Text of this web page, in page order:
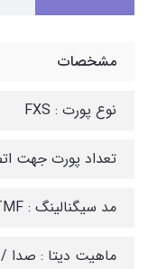
مشخصات
نوع پورت : FXS
تعداد پورت جهت
مد سیگنالینگ : FSK/DTMF
ماهیت دیتا : صدا